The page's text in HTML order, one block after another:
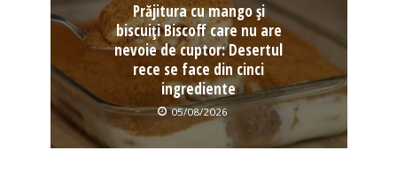
Prăjitura cu mango și
biscuiți Biscoff care nu are
nevoie de cuptor: Desertul
rece se face din cinci
ingrediente
05/08/2026